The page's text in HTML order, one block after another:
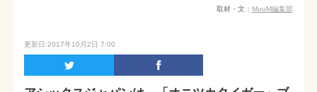
取材・文： MuuM編集部
更新日:2017年10月2日 7:00